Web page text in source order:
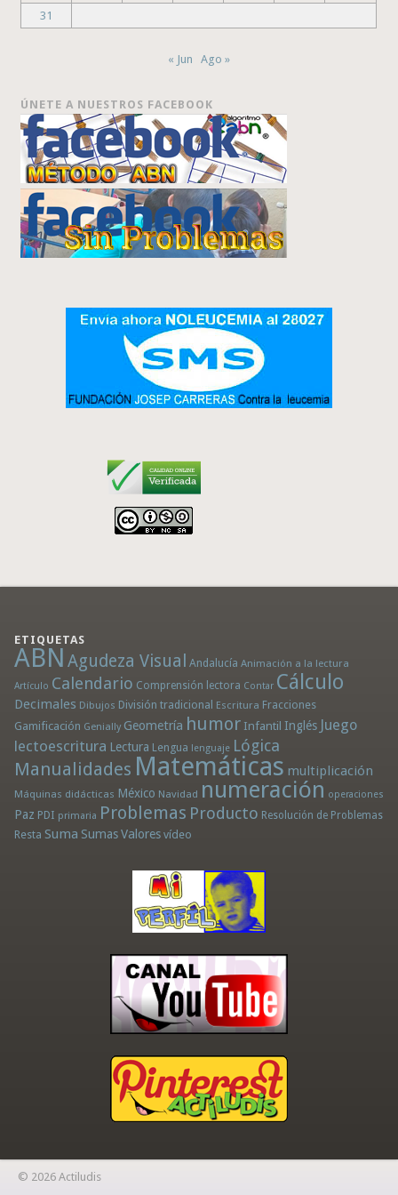
31
« Jun Ago »
ÚNETE A NUESTROS FACEBOOK
ETIQUETAS
ABN Agudeza Visual Andalucía Animación a la lectura
Artículo Calendario Comprensión lectora Contar Cálculo
Decimales Dibujos División tradicional Escritura Fracciones
Gamificación Genially Geometría humor Infantil Inglés Juego
lectoescritura Lectura Lengua lenguaje Lógica
Manualidades Matemáticas multiplicación
Máquinas didácticas México Navidad numeración operaciones
Paz PDI primaria Problemas Producto Resolución de Problemas
Resta Suma Sumas Valores vídeo
© 2026 Actiludis